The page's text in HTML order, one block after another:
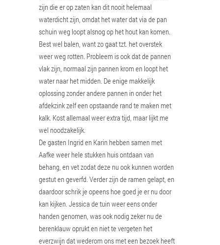
zijn die er op zaten kan dit nooit helemaal
waterdicht zijn, omdat het water dat via de pan
schuin weg loopt alsnog op het hout kan komen.
Best wel balen, want zo gaat tzt. het overstek
weer weg rotten. Probleem is ook dat de pannen
vlak zijn, normaal zijn pannen krom en loopt het
water naar het midden. De enige makkelijk
oplossing zonder andere pannen in onder het
afdekzink zelf een opstaande rand te maken met
kalk. Kost allemaal weer extra tijd, maar lijkt me
wel noodzakelijk.
De gasten Ingrid en Karin hebben samen met
Aafke weer hele stukken huis ontdaan van
behang, en vet zodat deze nu ook kunnen worden
gestut en geverfd. Verder zijn de ramen gelapt, en
daardoor schrik je opeens hoe goed je er nu door
kan kijken. Jessica de tuin weer eens onder
handen genomen, was ook nodig zeker nu de
berenklauw oprukt en niet te vergeten het
everzwijn dat wederom ons met een bezoek heeft